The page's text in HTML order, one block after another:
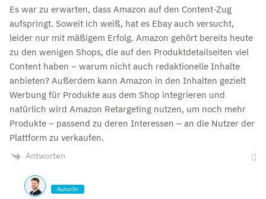
Es war zu erwarten, dass Amazon auf den Content-Zug
aufspringt. Soweit ich weiß, hat es Ebay auch versucht,
leider nur mit mäßigem Erfolg. Amazon gehört bereits heute
zu den wenigen Shops, die auf den Produktdetailseiten viel
Content haben – warum nicht auch redaktionelle Inhalte
anbieten? Außerdem kann Amazon in den Inhalten gezielt
Werbung für Produkte aus dem Shop integrieren und
natürlich wird Amazon Retargeting nutzen, um noch mehr
Produkte – passend zu deren Interessen – an die Nutzer der
Plattform zu verkaufen.
Antworten
AutorIn